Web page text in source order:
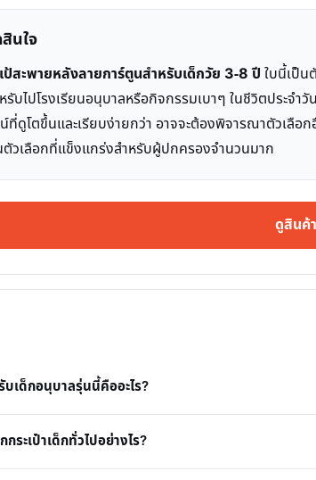
นใจ
เป้สะพายหลังลายการ์ตูนสำหรับเด็กวัย 3-8 ปี ใบนี้เป็น
รับไปโรงเรียนอนุบาลหรือกิจกรรมเบาๆ ในชีวิตประ
ดูโตขึ้นและเรียบง่ายกว่า อาจจะต้องพิจารณาตัวเลือ
ตัวเลือกที่แข็งแกร่งสำหรับผู้ปกครองจำนวนมาก
ดูสินค้
บเด็กอนุบาลรุ่นนี้คืออะไร?
ระเป๋าเด็กทั่วไปอย่างไร?